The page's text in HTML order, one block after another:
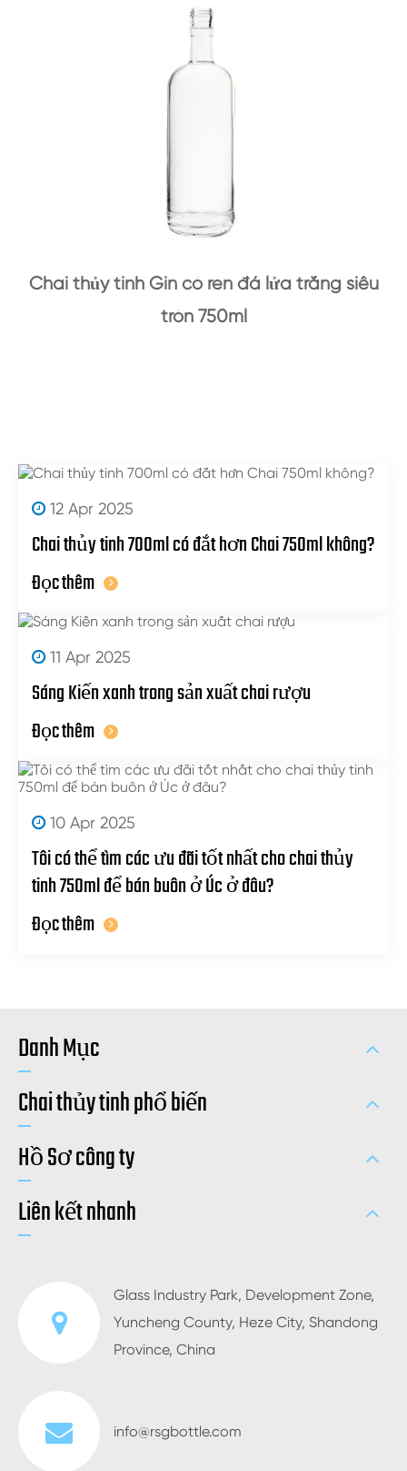
Chai thủy tinh Gin có ren đá lửa trắng siêu
tròn 750ml
12 Apr 2025
Chai thủy tinh 700ml có đắt hơn Chai 750ml không?
Đọc thêm
11 Apr 2025
Sáng Kiến xanh trong sản xuất chai rượu
Đọc thêm
10 Apr 2025
Tôi có thể tìm các ưu đãi tốt nhất cho chai thủy
tinh 750ml để bán buôn ở Úc ở đâu?
Đọc thêm
Danh Mục
Chai thủy tinh phổ biến
Hồ Sơ công ty
Liên kết nhanh
Glass Industry Park, Development Zone,
Yuncheng County, Heze City, Shandong
Province, China
info@rsgbottle.com